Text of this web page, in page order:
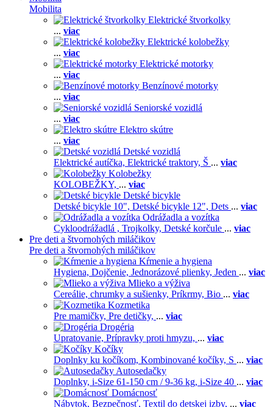
Mobilita
Elektrické štvorkolky
... viac
Elektrické kolobežky
... viac
Elektrické motorky
... viac
Benzínové motorky
... viac
Seniorské vozidlá
... viac
Elektro skútre
... viac
Detské vozidlá
Elektrické autíčka, Elektrické traktory, Š ... viac
Kolobežky
KOLOBEŽKY, ... viac
Detské bicykle
Detské bicykle 10", Detské bicykle 12", Dets ... viac
Odrážadla a vozítka
Cykloodrážadlá , Trojkolky, Detské korčule ... viac
Pre deti a štvornohých miláčikov
Pre deti a štvornohých miláčikov
Kŕmenie a hygiena
Hygiena, Dojčenie, Jednorázové plienky, Jeden ... viac
Mlieko a výživa
Cereálie, chrumky a sušienky, Príkrmy, Bio ... viac
Kozmetika
Pre mamičky, Pre detičky, ... viac
Drogéria
Upratovanie, Prípravky proti hmyzu, ... viac
Kočíky
Doplnky ku kočíkom, Kombinované kočíky, S ... viac
Autosedačky
Doplnky, i-Size 61-150 cm / 9-36 kg, i-Size 40 ... viac
Domácnosť
Nábytok, Bezpečnosť, Textil do detskej izby, ... viac